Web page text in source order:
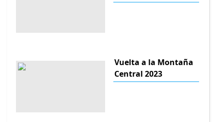
Vuelta a la Montaña
Central 2023